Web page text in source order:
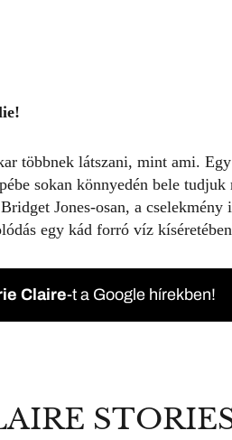
többnek látszani, mint ami.
sokan könnyedén bele
Jones-osan, a cselekmény
egy kád forró víz
Claire-t a Google hírekben!